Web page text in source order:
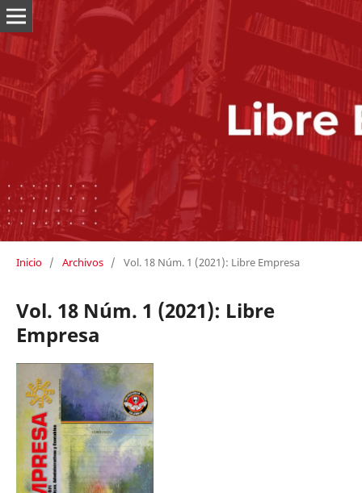
Inicio / Archivos / Vol. 18 Núm. 1 (2021): Libre Empresa
Vol. 18 Núm. 1 (2021): Libre
Empresa